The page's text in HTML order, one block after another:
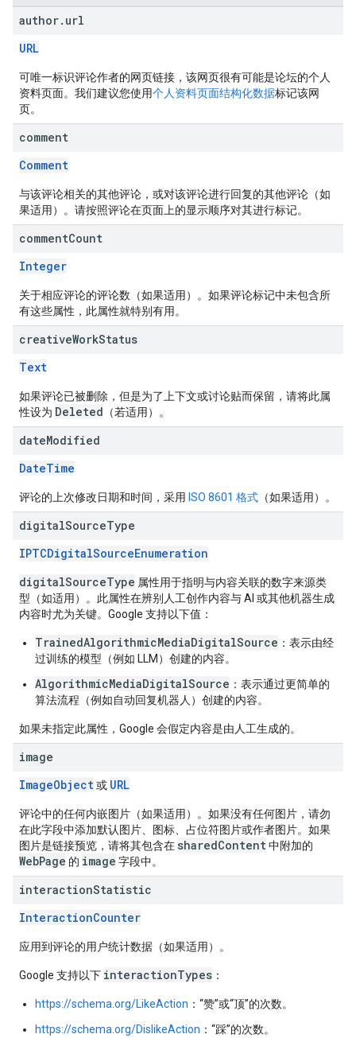
author. url
URL
可唯一标识评论作者的网页链接，该网页很有可能是论坛的个人
资料页面。我们建议您使用个人资料页面结构化数据标记该网
页。
comment
Comment
与该评论相关的其他评论，或对该评论进行回复的其他评论（如
果适用）。请按照评论在页面上的显示顺序对其进行标记。
commentCount
Integer
关于相应评论的评论数（如果适用）。如果评论标记中未包含所
有这些属性，此属性就特别有用。
creativeWorkStatus
Text
如果评论已被删除，但是为了上下文或讨论贴而保留，请将此属
性设为 Deleted （若适用）。
dateModified
DateTime
评论的上次修改日期和时间，采用 ISO 8601 格式 （如果适用）。
digitalSourceType
IPTCDigitalSourceEnumeration
digitalSourceType 属性用于指明与内容关联的数字来源类
型（如适用）。此属性在辨别人工创作内容与 AI 或其他机器生成
内容时尤为关键。Google 支持以下值：
TrainedAlgorithmicMediaDigitalSource ：表示由经
过训练的模型（例如 LLM）创建的内容。
AlgorithmicMediaDigitalSource ：表示通过更简单的
算法流程（例如自动回复机器人）创建的内容。
如果未指定此属性，Google 会假定内容是由人工生成的。
image
ImageObject 或 URL
评论中的任何内嵌图片（如果适用）。如果没有任何图片，请勿
在此字段中添加默认图片、图标、占位符图片或作者图片。如果
图片是链接预览，请将其包含在 sharedContent 中附加的
WebPage 的 image 字段中。
interactionStatistic
InteractionCounter
应用到评论的用户统计数据（如果适用）。
Google 支持以下 interactionTypes ：
https://schema.org/LikeAction ：“赞”或“顶”的次数。
https://schema.org/DislikeAction ：“踩”的次数。